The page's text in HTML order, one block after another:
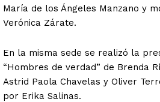
María de los Ángeles Manzano y
Verónica Zárate.
En la misma sede se realizó la
“Hombres de verdad” de Brenda
Astrid Paola Chavelas y Oliver
por Erika Salinas.